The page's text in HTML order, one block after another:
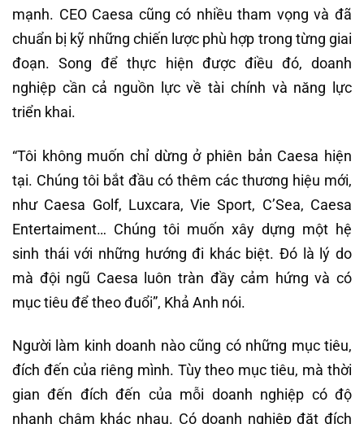
mạnh. CEO Caesa cũng có nhiều tham vọng và đã
chuẩn bị kỹ những chiến lược phù hợp trong từng giai
đoạn. Song để thực hiện được điều đó, doanh
nghiệp cần cả nguồn lực về tài chính và năng lực
triển khai.
“Tôi không muốn chỉ dừng ở phiên bản Caesa hiện
tại. Chúng tôi bắt đầu có thêm các thương hiệu mới,
như Caesa Golf, Luxcara, Vie Sport, C’Sea, Caesa
Entertaiment… Chúng tôi muốn xây dựng một hệ
sinh thái với những hướng đi khác biệt. Đó là lý do
mà đội ngũ Caesa luôn tràn đầy cảm hứng và có
mục tiêu để theo đuổi”, Khả Anh nói.
Người làm kinh doanh nào cũng có những mục tiêu,
đích đến của riêng mình. Tùy theo mục tiêu, mà thời
gian đến đích đến của mỗi doanh nghiệp có độ
nhanh chậm khác nhau. Có doanh nghiệp đặt đích